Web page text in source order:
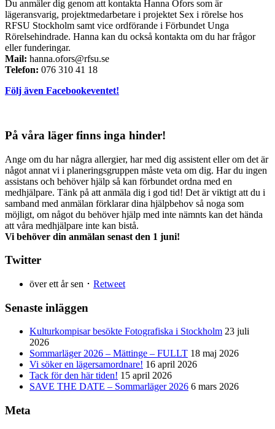
Du anmäler dig genom att kontakta Hanna Öfors som är
lägeransvarig, projektmedarbetare i projektet Sex i rörelse hos
RFSU Stockholm samt vice ordförande i Förbundet Unga
Rörelsehindrade. Hanna kan du också kontakta om du har frågor
eller funderingar.
Mail: hanna.ofors@rfsu.se
Telefon: 076 310 41 18
Följ även Facebookeventet!
På våra läger finns inga hinder!
Ange om du har några allergier, har med dig assistent eller om det är
något annat vi i planeringsgruppen måste veta om dig. Har du ingen
assistans och behöver hjälp så kan förbundet ordna med en
medhjälpare. Tänk på att anmäla dig i god tid! Det är viktigt att du i
samband med anmälan förklarar dina hjälpbehov så noga som
möjligt, om något du behöver hjälp med inte nämnts kan det hända
att våra medhjälpare inte kan bistå.
Vi behöver din anmälan senast den 1 juni!
Twitter
över ett år sen ･ Retweet
Senaste inläggen
Kulturkompisar besökte Fotografiska i Stockholm 23 juli
2026
Sommarläger 2026 – Mättinge – FULLT 18 maj 2026
Vi söker en lägersamordnare! 16 april 2026
Tack för den här tiden! 15 april 2026
SAVE THE DATE – Sommarläger 2026 6 mars 2026
Meta